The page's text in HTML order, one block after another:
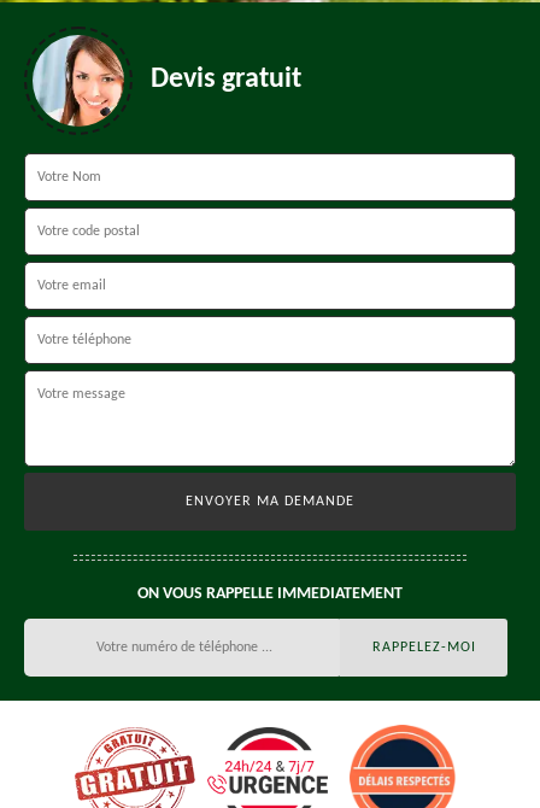
Devis gratuit
ON VOUS RAPPELLE IMMEDIATEMENT